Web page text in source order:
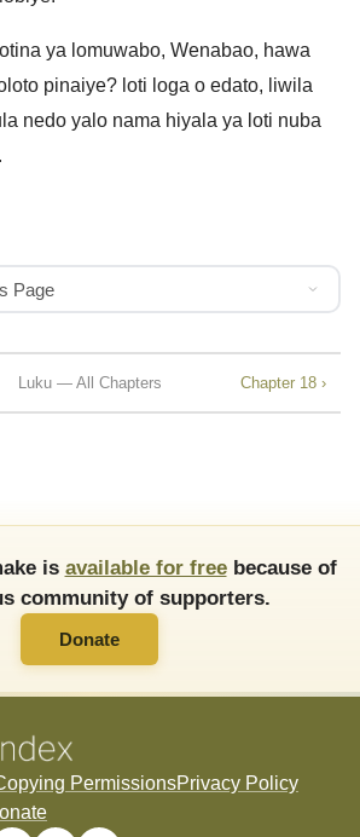
ya lomuwabo, Wenabao, hawa
pinaiye? loti loga o edato, liwila
nedo yalo nama hiyala ya loti nuba
Page
Luku — All Chapters Chapter 18 ›
is available for freebecause of
community of supporters.
Donate
PermissionsPrivacy Policy